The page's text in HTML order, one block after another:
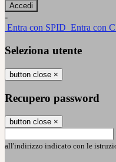
-
Entra con SPID Entra con
Seleziona utente
button close ×
Recupero password
button close ×
all'indirizzo indicato con le